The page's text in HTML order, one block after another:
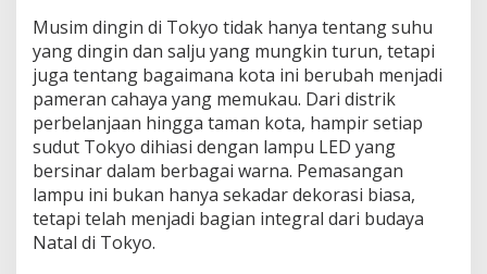
Musim dingin di Tokyo tidak hanya tentang suhu
yang dingin dan salju yang mungkin turun, tetapi
juga tentang bagaimana kota ini berubah menjadi
pameran cahaya yang memukau. Dari distrik
perbelanjaan hingga taman kota, hampir setiap
sudut Tokyo dihiasi dengan lampu LED yang
bersinar dalam berbagai warna. Pemasangan
lampu ini bukan hanya sekadar dekorasi biasa,
tetapi telah menjadi bagian integral dari budaya
Natal di Tokyo.